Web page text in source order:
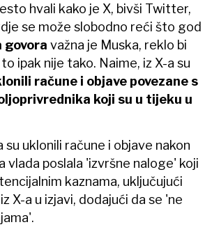
hvali kako je X, bivši Twitter,
se može slobodno reći što god
govora važna je Muska, reklo bi
ipak nije tako. Naime, iz X-a su
račune i objave povezane s
koji su u tijeku u
su uklonili račune i objave nakon
vlada poslala 'izvršne naloge' koji
kaznama, uključujući
X-a u izjavi, dodajući da se 'ne